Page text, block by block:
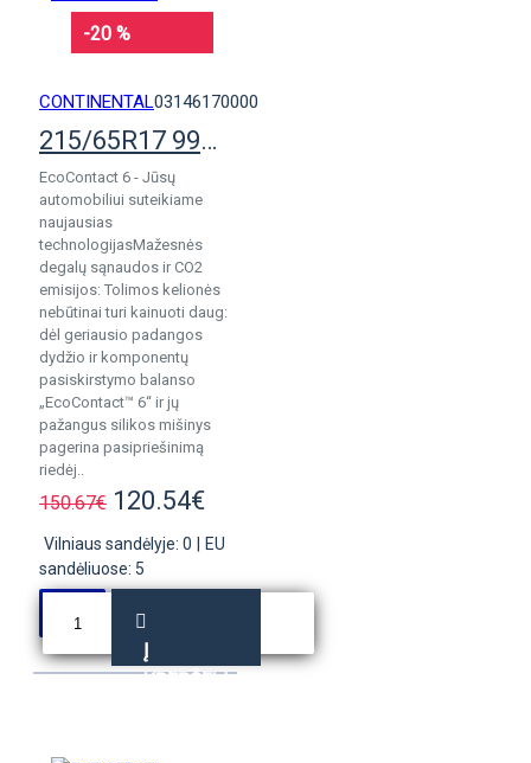
-20 %
CONTINENTAL03146170000
215/65R17 99V Continental EcoContact 6
EcoContact 6 - Jūsų
automobiliui suteikiame
naujausias
technologijasMažesnės
degalų sąnaudos ir CO2
emisijos: Tolimos kelionės
nebūtinai turi kainuoti daug:
dėl geriausio padangos
dydžio ir komponentų
pasiskirstymo balanso
„EcoContact™ 6“ ir jų
pažangus silikos mišinys
pagerina pasipriešinimą
riedėj..
150.67€ 120.54€
Vilniaus sandėlyje: 0
EU
sandėliuose: 5
Į
KREPŠELĮ